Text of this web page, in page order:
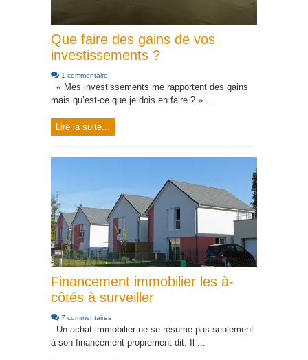
Que faire des gains de vos
investissements ?
1 commentaire
« Mes investissements me rapportent des gains
mais qu’est-ce que je dois en faire ? » ...
Lire la suite...
Financement immobilier les à-
côtés à surveiller
7 commentaires
Un achat immobilier ne se résume pas seulement
à son financement proprement dit. Il ...